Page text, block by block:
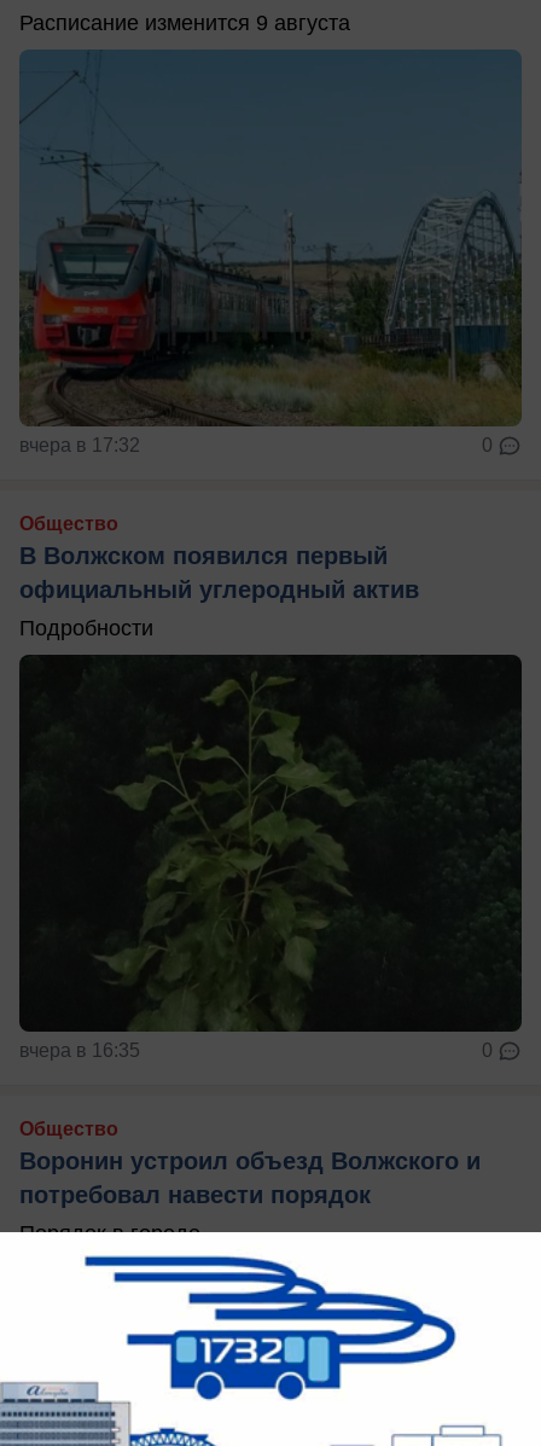
Расписание изменится 9 августа
вчера в 17:32 0
Общество
В Волжском появился первый
официальный углеродный актив
Подробности
вчера в 16:35 0
Общество
Воронин устроил объезд Волжского и
потребовал навести порядок
Порядок в городе